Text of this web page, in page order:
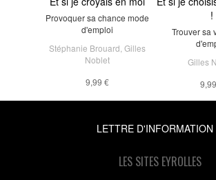
Provoquer sa chance mode
d'emploi
Stéphanie Brouard Gilles
Noblet
9,99 €
!
Trouver sa
Gilles
LETTRE D'INFORMATION
LES SITES EYROLLES